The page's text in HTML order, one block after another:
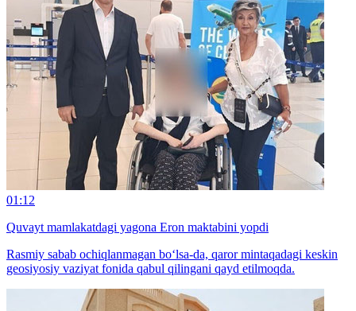
01:12
Quvayt mamlakatdagi yagona Eron maktabini yopdi
Rasmiy sabab ochiqlanmagan bo‘lsa-da, qaror mintaqadagi keskin
geosiyosiy vaziyat fonida qabul qilingani qayd etilmoqda.